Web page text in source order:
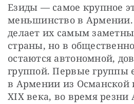
Езиды — самое крупное
меньшинство в Армении.
делает их самым
страны, но в
остаются автономной,
группой. Первые группы
в Армении из Османской
XIX века, во время резни